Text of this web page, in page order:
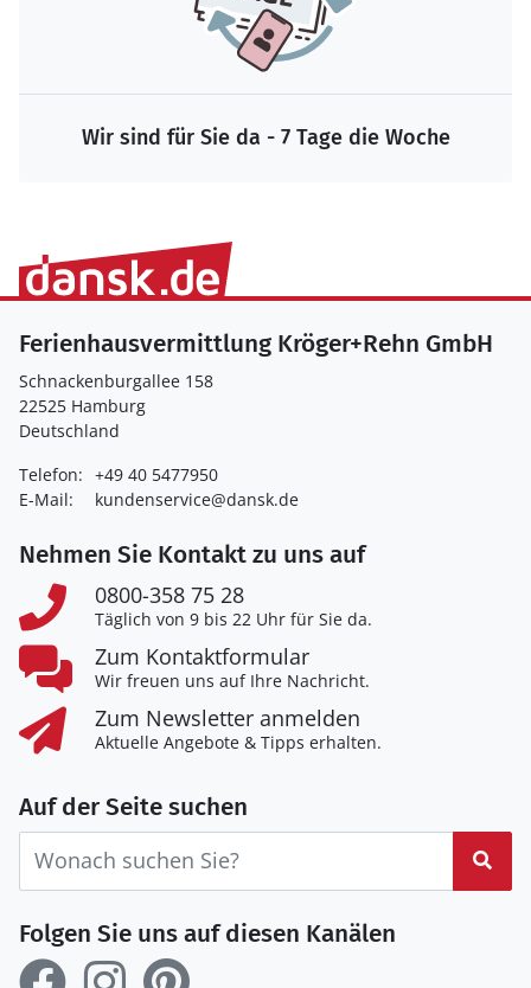
Wir sind für Sie da - 7 Tage die Woche
Ferienhausvermittlung Kröger+Rehn GmbH
Schnackenburgallee 158
22525 Hamburg
Deutschland
Telefon: +49 40 5477950
E-Mail:
kundenservice@dansk.de
Nehmen Sie Kontakt zu uns auf
0800-358 75 28
Täglich von 9 bis 22 Uhr für Sie da.
Zum Kontaktformular
Wir freuen uns auf Ihre Nachricht.
Zum Newsletter anmelden
Aktuelle Angebote & Tipps erhalten.
Auf der Seite suchen
Folgen Sie uns auf diesen Kanälen